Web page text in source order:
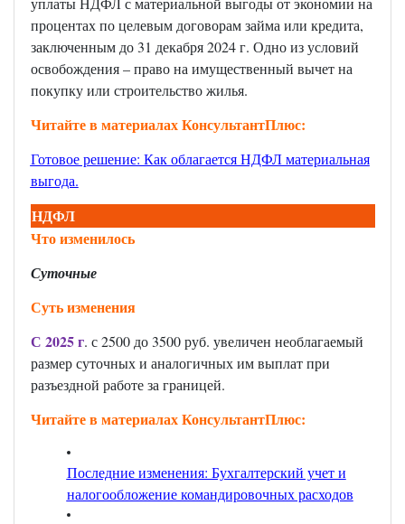
процентах по целевым договорам займа или кредита,
заключенным до 31 декабря 2024 г. Одно из условий
освобождения – право на имущественный вычет на
покупку или строительство жилья.
Читайте в материалах КонсультантПлюс:
Готовое решение: Как облагается НДФЛ материальная
выгода.
НДФЛ
Что изменилось
Суточные
Суть изменения
С 2025 г. с 2500 до 3500 руб. увеличен необлагаемый
размер суточных и аналогичных им выплат при
разъездной работе за границей.
Читайте в материалах КонсультантПлюс:
Последние изменения: Бухгалтерский учет и
налогообложение командировочных расходов